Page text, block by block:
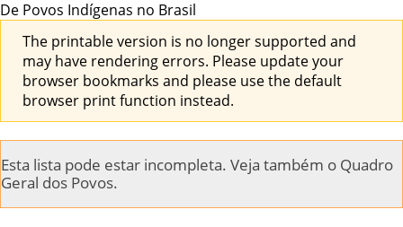
De Povos Indígenas no Brasil
The printable version is no longer supported and
may have rendering errors. Please update your
browser bookmarks and please use the default
browser print function instead.
Esta lista pode estar incompleta. Veja também o Quadro
Geral dos Povos.